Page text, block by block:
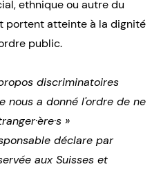
ethnique ou autre du
portent atteinte à la dignité
public.
discriminatoires
nous a donné l'ordre de ne
»
déclare par
aux Suisses et